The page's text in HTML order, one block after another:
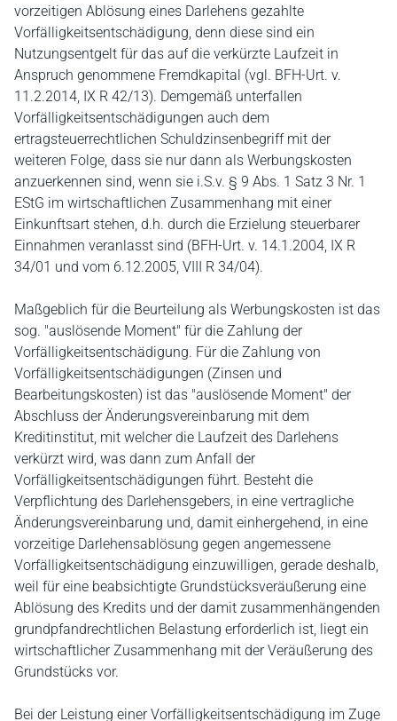
vorzeitigen Ablösung eines Darlehens gezahlte
Vorfälligkeitsentschädigung, denn diese sind ein
Nutzungsentgelt für das auf die verkürzte Laufzeit in
Anspruch genommene Fremdkapital (vgl. BFH-Urt. v.
11.2.2014, IX R 42/13). Demgemäß unterfallen
Vorfälligkeitsentschädigungen auch dem
ertragsteuerrechtlichen Schuldzinsenbegriff mit der
weiteren Folge, dass sie nur dann als Werbungskosten
anzuerkennen sind, wenn sie i.S.v. § 9 Abs. 1 Satz 3 Nr. 1
EStG im wirtschaftlichen Zusammenhang mit einer
Einkunftsart stehen, d.h. durch die Erzielung steuerbarer
Einnahmen veranlasst sind (BFH-Urt. v. 14.1.2004, IX R
34/01 und vom 6.12.2005, VIII R 34/04).
Maßgeblich für die Beurteilung als Werbungskosten ist das
sog. "auslösende Moment" für die Zahlung der
Vorfälligkeitsentschädigung. Für die Zahlung von
Vorfälligkeitsentschädigungen (Zinsen und
Bearbeitungskosten) ist das "auslösende Moment" der
Abschluss der Änderungsvereinbarung mit dem
Kreditinstitut, mit welcher die Laufzeit des Darlehens
verkürzt wird, was dann zum Anfall der
Vorfälligkeitsentschädigungen führt. Besteht die
Verpflichtung des Darlehensgebers, in eine vertragliche
Änderungsvereinbarung und, damit einhergehend, in eine
vorzeitige Darlehensablösung gegen angemessene
Vorfälligkeitsentschädigung einzuwilligen, gerade deshalb,
weil für eine beabsichtigte Grundstücksveräußerung eine
Ablösung des Kredits und der damit zusammenhängenden
grundpfandrechtlichen Belastung erforderlich ist, liegt ein
wirtschaftlicher Zusammenhang mit der Veräußerung des
Grundstücks vor.
Bei der Leistung einer Vorfälligkeitsentschädigung im Zuge